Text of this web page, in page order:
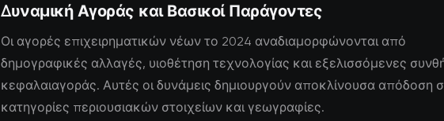
Δυναμική Αγοράς και Βασικοί Παράγοντες
Οι αγορές επιχειρηματικών νέων το 2024 αναδιαμορφώνονται από
δημογραφικές αλλαγές, υιοθέτηση τεχνολογίας και εξελισσόμενες
κεφαλαιαγοράς. Αυτές οι δυνάμεις δημιουργούν αποκλίνουσα απόδοση
κατηγορίες περιουσιακών στοιχείων και γεωγραφίες.